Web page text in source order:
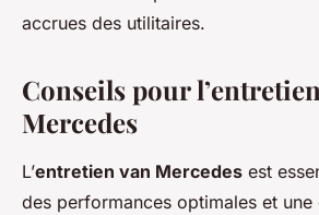
accrues des utilitaires.
Conseils pour
Mercedes
L’entretien van Mercedes est
des performances optimales et une